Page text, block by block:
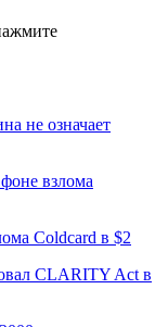
не означает
взлома
Coldcard в $2
CLARITY Act в